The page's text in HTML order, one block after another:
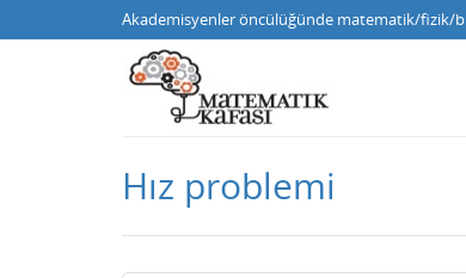
Akademisyenler öncülüğünde matematik/fizik/
Hız problemi